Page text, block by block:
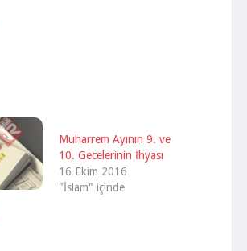
Muharrem Ayının 9. ve
10. Gecelerinin İhyası
16 Ekim 2016
"İslam" içinde